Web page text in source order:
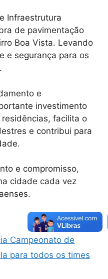
Infraestrutura
de pavimentação
Boa Vista. Levando
e segurança para os
e
investimento
facilita o
e contribui para
e compromisso,
cidade cada vez
Campeonato de
para todos os times